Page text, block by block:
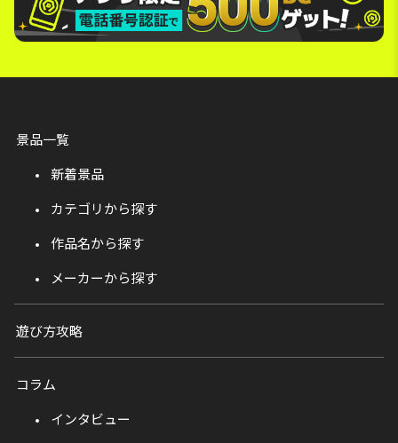
景品一覧
新着景品
カテゴリから探す
作品名から探す
メーカーから探す
遊び方攻略
コラム
インタビュー